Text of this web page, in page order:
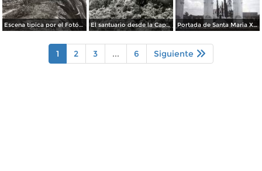
Escena tipica por el Fotógrafo Hugo Brehme. El santuario desde la Capilla Real Portada de Santa Maria Xixitla.
1 2 3 ... 6 Siguiente